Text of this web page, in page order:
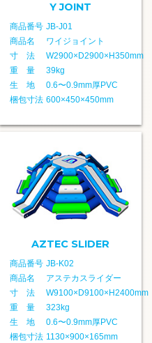
Y JOINT
商品番号 JB-J01
商品名
ワイジョイント
寸 法
W2900×D2900×H350mm
重 量
39kg
生 地
0.6〜0.9mm厚PVC
梱包寸法 600×450×450mm
AZTEC SLIDER
商品番号 JB-K02
商品名
アステカスライダー
寸 法
W9100×D9100×H2400mm
重 量
323kg
生 地
0.6〜0.9mm厚PVC
梱包寸法 1130×900×165mm